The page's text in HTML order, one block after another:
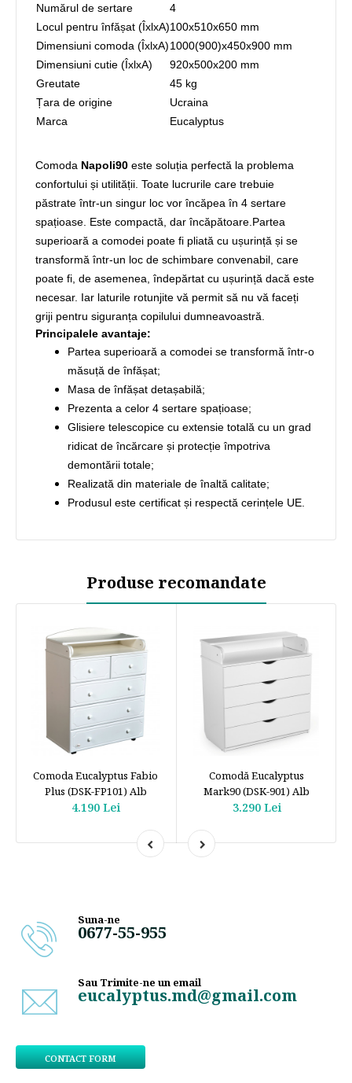
Numărul de sertare
4
Locul pentru înfășat (ÎxlxA)100х510х650 mm
Dimensiuni comoda (ÎxlxA)1000(900)х450х900 mm
Dimensiuni cutie (ÎxlxA)
920х500х200 mm
Greutate
45 kg
Țara de origine
Ucraina
Marca
Eucalyptus
Comoda Napoli90 este soluția perfectă la problema
confortului și utilității. Toate lucrurile care trebuie
păstrate într-un singur loc vor încăpea în 4 sertare
spațioase. Este compactă, dar încăpătoare.Partea
superioară a comodei poate fi pliată cu ușurință și se
transformă într-un loc de schimbare convenabil, care
poate fi, de asemenea, îndepărtat cu ușurință dacă este
necesar. Iar laturile rotunjite vă permit să nu vă faceți
griji pentru siguranța copilului dumneavoastră.
Principalele avantaje:
Partea superioară a comodei se transformă într-o
măsuță de înfășat;
Masa de înfășat detașabilă;
Prezenta a celor 4 sertare spațioase;
Glisiere telescopice cu extensie totală cu un grad
ridicat de încărcare și protecție împotriva
demontării totale;
Realizată din materiale de înaltă calitate;
Produsul este certificat și respectă cerințele UE.
Produse recomandate
Comoda Eucalyptus Fabio
Plus (DSK-FP101) Alb
4.190 Lei
Comodă Eucalyptus
Mark90 (DSK-901) Alb
3.290 Lei
Suna-ne
0677-55-955
Sau Trimite-ne un email
eucalyptus.md@gmail.com
CONTACT FORM